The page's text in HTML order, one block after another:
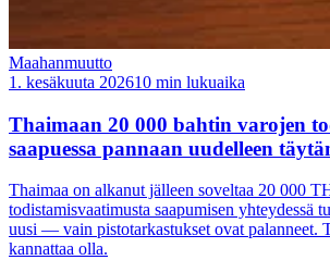
Maahanmuutto
1. kesäkuuta 202610 min lukuaika
Thaimaan 20 000 bahtin varojen
saapuessa pannaan uudelleen
Thaimaa on alkanut jälleen soveltaa 20 000
todistamisvaatimusta saapumisen yhteydessä
uusi — vain pistotarkastukset ovat palanneet.
kannattaa olla.